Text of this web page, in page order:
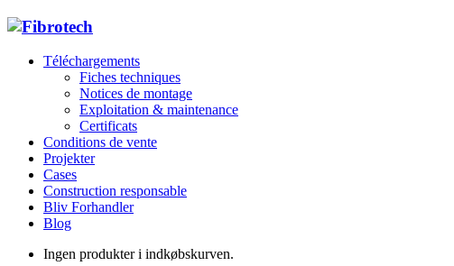
Téléchargements
Fiches techniques
Notices de montage
Exploitation & maintenance
Certificats
Conditions de vente
Projekter
Cases
Construction responsable
Bliv Forhandler
Blog
Ingen produkter i indkøbskurven.